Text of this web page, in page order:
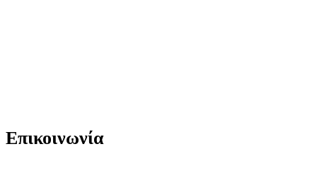
Επικοινωνία